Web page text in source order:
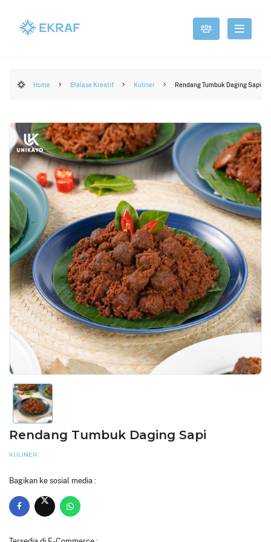
Home Etalase Kreatif Kuliner Rendang Tumbuk Daging Sapi
Rendang Tumbuk Daging Sapi
KULINER
Bagikan ke sosial media :